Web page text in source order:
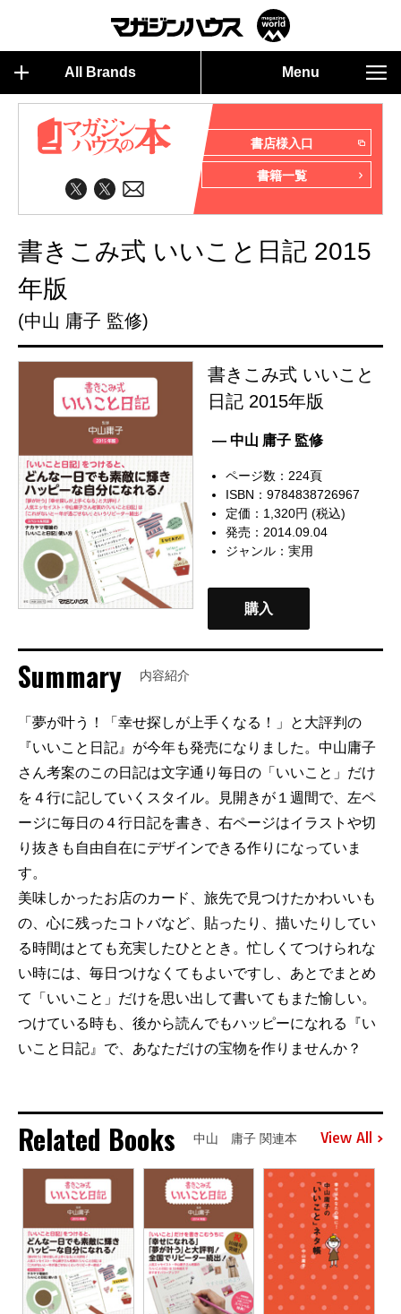
All Brands Menu
書店様入口
書籍一覧
書きこみ式 いいこと日記 2015
年版
(中山 庸子 監修)
書きこみ式 いいこと
日記 2015年版
— 中山 庸子 監修
ページ数：224頁
ISBN：9784838726967
定価：1,320円 (税込)
発売：2014.09.04
ジャンル：実用
購入
Summary 内容紹介
「夢が叶う！「幸せ探しが上手くなる！」と大評判の
『いいこと日記』が今年も発売になりました。中山庸子
さん考案のこの日記は文字通り毎日の「いいこと」だけ
を４行に記していくスタイル。見開きが１週間で、左ペ
ージに毎日の４行日記を書き、右ページはイラストや切
り抜きも自由自在にデザインできる作りになっていま
す。
美味しかったお店のカード、旅先で見つけたかわいいも
の、心に残ったコトバなど、貼ったり、描いたりしてい
る時間はとても充実したひととき。忙しくてつけられな
い時には、毎日つけなくてもよいですし、あとでまとめ
て「いいこと」だけを思い出して書いてもまた愉しい。
つけている時も、後から読んでもハッピーになれる『い
いこと日記』で、あなただけの宝物を作りませんか？
Related Books 中山 庸子 関連本 View All